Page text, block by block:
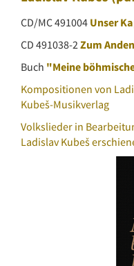
CD/MC 491004 Unser
CD 491038-2Zum
Buch "Meine
Kompositionen von
Kubeš-Musikverlag
Volkslieder in
Ladislav Kubeš